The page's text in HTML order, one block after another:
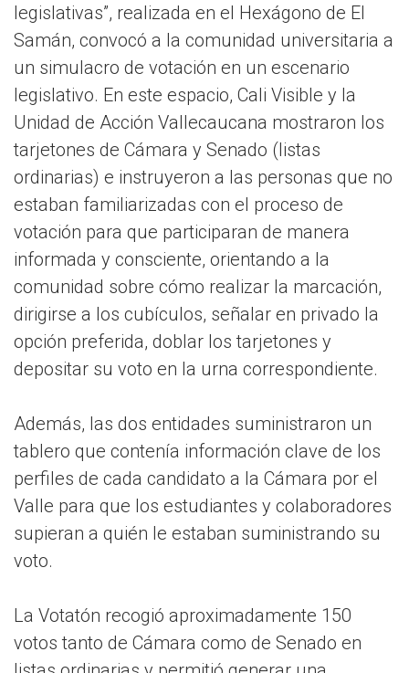
legislativas”, realizada en el Hexágono de El
Samán, convocó a la comunidad universitaria a
un simulacro de votación en un escenario
legislativo. En este espacio, Cali Visible y la
Unidad de Acción Vallecaucana mostraron los
tarjetones de Cámara y Senado (listas
ordinarias) e instruyeron a las personas que no
estaban familiarizadas con el proceso de
votación para que participaran de manera
informada y consciente, orientando a la
comunidad sobre cómo realizar la marcación,
dirigirse a los cubículos, señalar en privado la
opción preferida, doblar los tarjetones y
depositar su voto en la urna correspondiente.
Además, las dos entidades suministraron un
tablero que contenía información clave de los
perfiles de cada candidato a la Cámara por el
Valle para que los estudiantes y colaboradores
supieran a quién le estaban suministrando su
voto.
La Votatón recogió aproximadamente 150
votos tanto de Cámara como de Senado en